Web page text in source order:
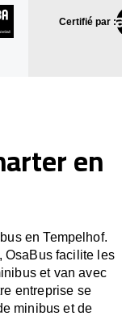
Certifié par :
en
en Tempelhof.
OsaBus facilite les
et van avec
entreprise se
minibus et de